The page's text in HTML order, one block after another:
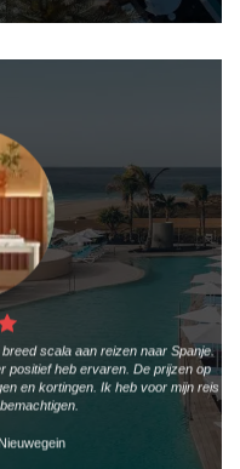
scala aan reizen naar Spanje.
positief heb ervaren. De prijzen op
en kortingen. Ik heb voor mijn reis
Nieuwegein